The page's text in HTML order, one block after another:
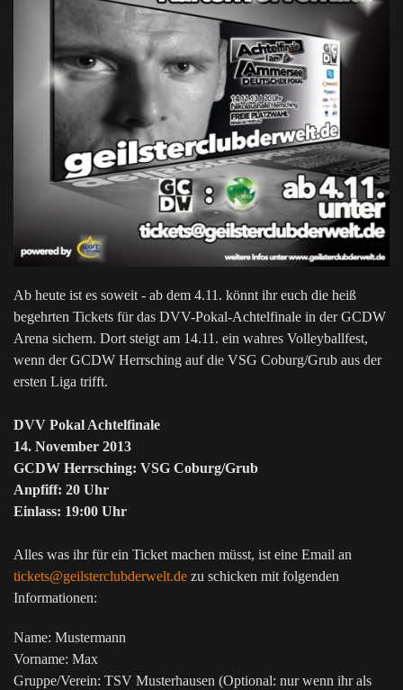
Ab heute ist es soweit - ab dem 4.11. könnt ihr euch die heiß
begehrten Tickets für das DVV-Pokal-Achtelfinale in der GCDW
Arena sichern. Dort steigt am 14.11. ein wahres Volleyballfest,
wenn der GCDW Herrsching auf die VSG Coburg/Grub aus der
ersten Liga trifft.
DVV Pokal Achtelfinale
14. November 2013
GCDW Herrsching: VSG Coburg/Grub
Anpfiff: 20 Uhr
Einlass: 19:00 Uhr
Alles was ihr für ein Ticket machen müsst, ist eine Email an
tickets@geilsterclubderwelt.de zu schicken mit folgenden
Informationen:
Name: Mustermann
Vorname: Max
Gruppe/Verein: TSV Musterhausen (Optional: nur wenn ihr als